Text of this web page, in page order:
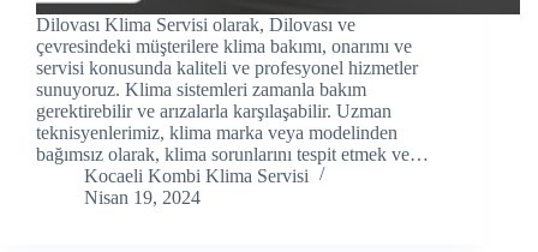
Hacklink panel
Hacklink panel
Hacklink panel
Hacklink Panel
Dilovası Klima Servisi olarak, Dilovası ve
çevresindeki müşterilere klima bakımı, onarımı ve
servisi konusunda kaliteli ve profesyonel hizmetler
sunuyoruz. Klima sistemleri zamanla bakım
gerektirebilir ve arızalarla karşılaşabilir. Uzman
teknisyenlerimiz, klima marka veya modelinden
bağımsız olarak, klima sorunlarını tespit etmek ve…
Kocaeli Kombi Klima Servisi
Nisan 19, 2024